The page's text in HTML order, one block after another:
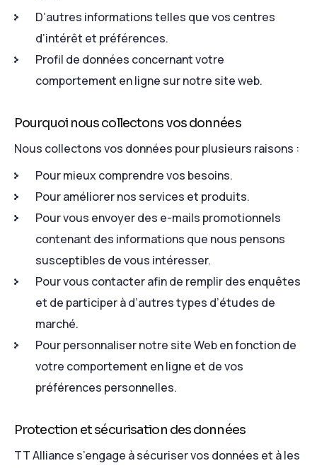
D’autres informations telles que vos centres
d’intérêt et préférences.
Profil de données concernant votre
comportement en ligne sur notre site web.
Pourquoi nous collectons vos données
Nous collectons vos données pour plusieurs raisons :
Pour mieux comprendre vos besoins.
Pour améliorer nos services et produits.
Pour vous envoyer des e-mails promotionnels
contenant des informations que nous pensons
susceptibles de vous intéresser.
Pour vous contacter afin de remplir des enquêtes
et de participer à d’autres types d’études de
marché.
Pour personnaliser notre site Web en fonction de
votre comportement en ligne et de vos
préférences personnelles.
Protection et sécurisation des données
TT Alliance s’engage à sécuriser vos données et à les